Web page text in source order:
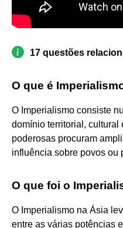
17 questões
O que é
O Imperialismo consiste
domínio territorial, cultural
poderosas procuram
influência sobre povos ou
O que foi o
O Imperialismo na Ásia
entre as várias potências